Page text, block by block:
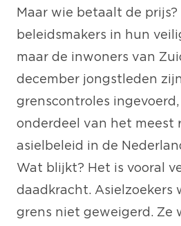
Maar wie betaalt de prijs?
beleidsmakers in hun
maar de inwoners van
december jongstleden
grenscontroles
onderdeel van het meest
asielbeleid in de
Wat blijkt? Het is vooral
daadkracht. Asielzoekers
grens niet geweigerd. Ze